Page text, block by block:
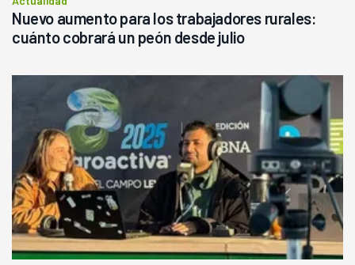
Nuevo aumento para los trabajadores rurales:
cuánto cobrará un peón desde julio